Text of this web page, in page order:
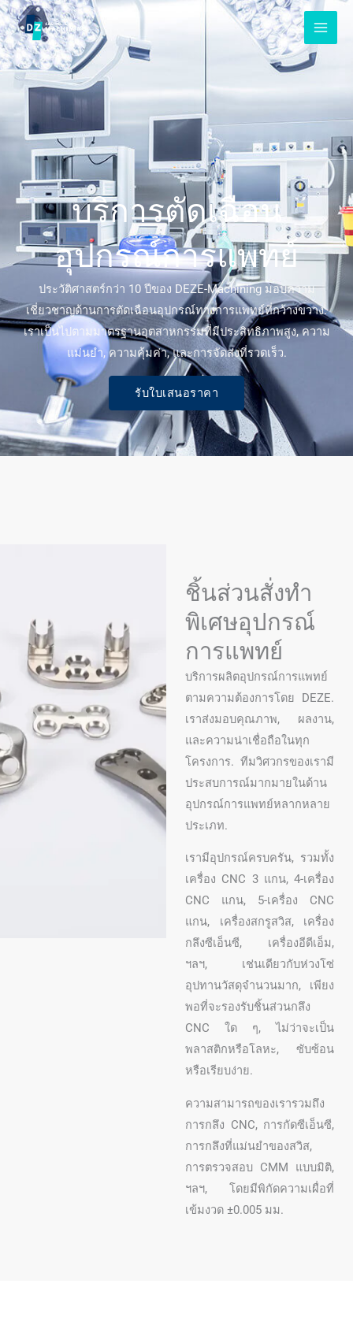
ข้าม
ไป
ที่
เนื้อหา
บริการตัดเฉือน
อุปกรณ์การแพทย์
ประวัติศาสตร์กว่า 10 ปีของ DEZE-Machining มอบความ
เชี่ยวชาญด้านการตัดเฉือนอุปกรณ์ทางการแพทย์ที่กว้างขวาง.
เราเป็นไปตามมาตรฐานอุตสาหกรรมที่มีประสิทธิภาพสูง, ความ
แม่นยำ, ความคุ้มค่า, และการจัดส่งที่รวดเร็ว.
รับใบเสนอราคา
ชิ้นส่วนสั่งทำ
พิเศษอุปกรณ์
การแพทย์
บริการผลิตอุปกรณ์การแพทย์
ตามความต้องการโดย DEZE.
เราส่งมอบคุณภาพ, ผลงาน,
และความน่าเชื่อถือในทุก
โครงการ. ทีมวิศวกรของเรามี
ประสบการณ์มากมายในด้าน
อุปกรณ์การแพทย์หลากหลาย
ประเภท.
เรามีอุปกรณ์ครบครัน, รวมทั้ง
เครื่อง CNC 3 แกน, 4-เครื่อง
CNC แกน, 5-เครื่อง CNC
แกน, เครื่องสกรูสวิส, เครื่อง
กลึงซีเอ็นซี, เครื่องอีดีเอ็ม,
ฯลฯ, เช่นเดียวกับห่วงโซ่
อุปทานวัสดุจำนวนมาก, เพียง
พอที่จะรองรับชิ้นส่วนกลึง
CNC ใด ๆ, ไม่ว่าจะเป็น
พลาสติกหรือโลหะ, ซับซ้อน
หรือเรียบง่าย.
ความสามารถของเรารวมถึง
การกลึง CNC, การกัดซีเอ็นซี,
การกลึงที่แม่นยำของสวิส,
การตรวจสอบ CMM แบบมิติ,
ฯลฯ, โดยมีพิกัดความเผื่อที่
เข้มงวด ±0.005 มม.